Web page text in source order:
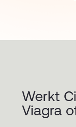
Werkt
Viagra